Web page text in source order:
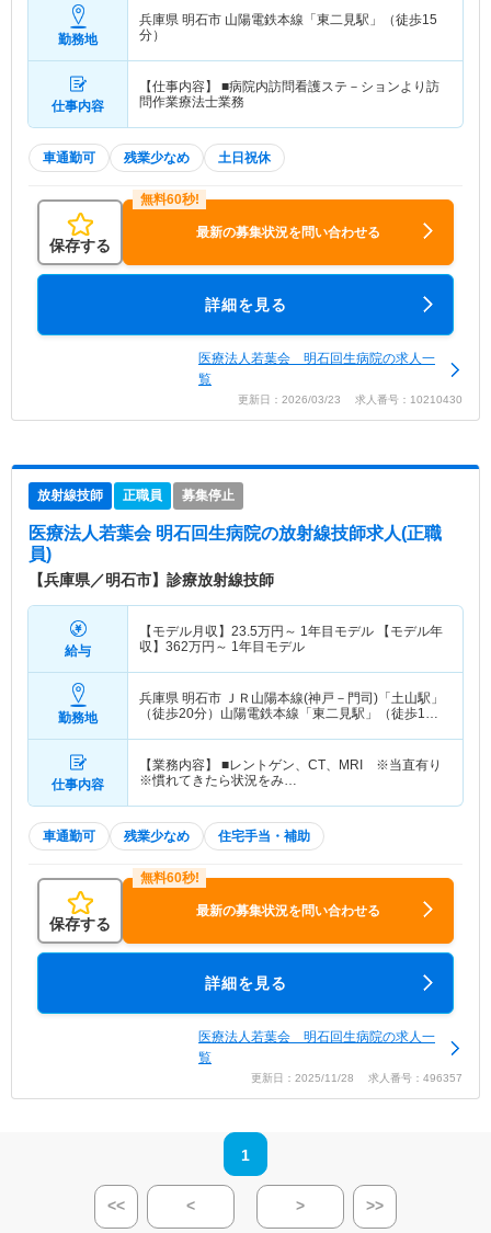
勤務地
兵庫県 明石市 山陽電鉄本線「東二見駅」（徒歩15
分）
仕事内容
【仕事内容】 ■病院内訪問看護ステ－ションより訪
問作業療法士業務
車通勤可 残業少なめ 土日祝休
保存する
最新の募集状況を問い合わせる
詳細を見る
医療法人若葉会 明石回生病院の求人一
覧
更新日：2026/03/23 求人番号：10210430
放射線技師 正職員 募集停止
医療法人若葉会 明石回生病院の放射線技師求人(正職
員)
【兵庫県／明石市】診療放射線技師
給与
【モデル月収】 23.5万円～ 1年目モデル 【モデル年
収】 362万円～ 1年目モデル
勤務地
兵庫県 明石市 ＪＲ山陽本線(神戸－門司)「土山駅」
（徒歩20分）山陽電鉄本線「東二見駅」（徒歩15
仕事内容
【業務内容】 ■レントゲン、CT、MRI ※当直有り
※慣れてきたら状況をみ…
車通勤可 残業少なめ 住宅手当・補助
保存する
最新の募集状況を問い合わせる
詳細を見る
医療法人若葉会 明石回生病院の求人一
覧
更新日：2025/11/28 求人番号：496357
1
<< < > >>